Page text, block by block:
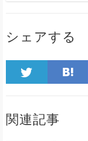
シェアする
関連記事